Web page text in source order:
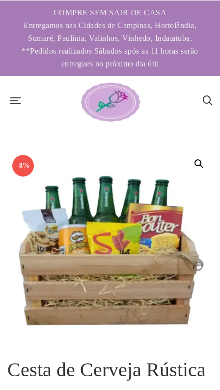
COMPRE SEM SAIR DE CASA
Entregamos nas Cidades de Campinas, Hortolândia,
Sumaré, Paulínia, Valinhos, Vinhedo, Indaiatuba.
**Pedidos realizados Sábados após as 11 horas serão
entregues no próximo dia útil
-8%
Cesta de Cerveja Rústica